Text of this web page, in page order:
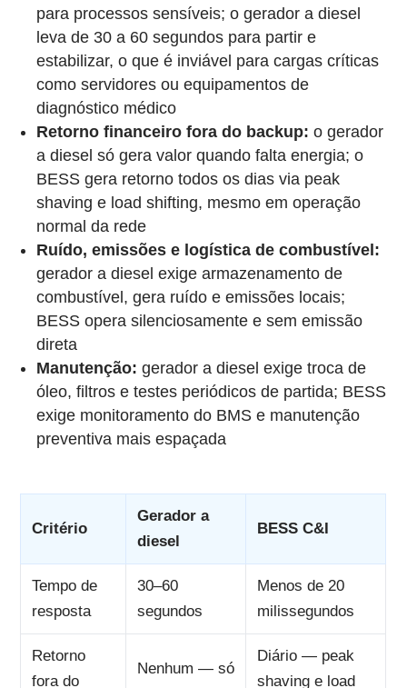
para processos sensíveis; o gerador a diesel
leva de 30 a 60 segundos para partir e
estabilizar, o que é inviável para cargas críticas
como servidores ou equipamentos de
diagnóstico médico
Retorno financeiro fora do backup: o gerador
a diesel só gera valor quando falta energia; o
BESS gera retorno todos os dias via peak
shaving e load shifting, mesmo em operação
normal da rede
Ruído, emissões e logística de combustível:
gerador a diesel exige armazenamento de
combustível, gera ruído e emissões locais;
BESS opera silenciosamente e sem emissão
direta
Manutenção: gerador a diesel exige troca de
óleo, filtros e testes periódicos de partida; BESS
exige monitoramento do BMS e manutenção
preventiva mais espaçada
Critério
Gerador a
diesel
BESS C&I
Tempo de
resposta
30–60
segundos
Menos de 20
milissegundos
Retorno
fora do
Nenhum — só
Diário — peak
shaving e load